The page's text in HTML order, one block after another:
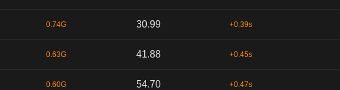
0.74G 30.99 +0.39s
0.63G 41.88 +0.45s
0.60G 54.70 +0.47s